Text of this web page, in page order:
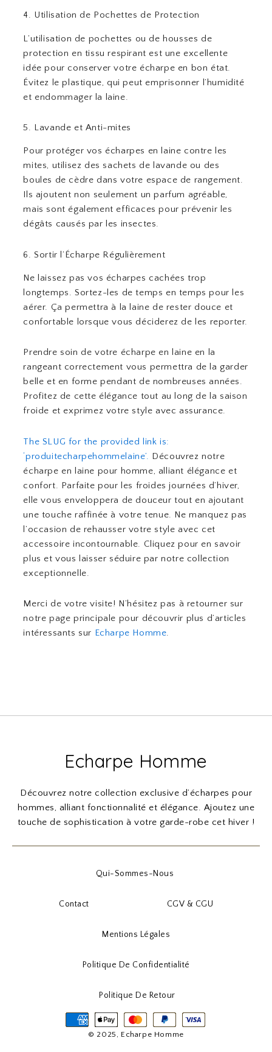
4. Utilisation de Pochettes de Protection
L’utilisation de pochettes ou de housses de
protection en tissu respirant est une excellente
idée pour conserver votre écharpe en bon état.
Évitez le plastique, qui peut emprisonner l’humidité
et endommager la laine.
5. Lavande et Anti-mites
Pour protéger vos écharpes en laine contre les
mites, utilisez des sachets de lavande ou des
boules de cèdre dans votre espace de rangement.
Ils ajoutent non seulement un parfum agréable,
mais sont également efficaces pour prévenir les
dégâts causés par les insectes.
6. Sortir l’Écharpe Régulièrement
Ne laissez pas vos écharpes cachées trop
longtemps. Sortez-les de temps en temps pour les
aérer. Ça permettra à la laine de rester douce et
confortable lorsque vous déciderez de les reporter.
Prendre soin de votre écharpe en laine en la
rangeant correctement vous permettra de la garder
belle et en forme pendant de nombreuses années.
Profitez de cette élégance tout au long de la saison
froide et exprimez votre style avec assurance.
The SLUG for the provided link is:
‘produitecharpehommelaine’. Découvrez notre
écharpe en laine pour homme, alliant élégance et
confort. Parfaite pour les froides journées d’hiver,
elle vous enveloppera de douceur tout en ajoutant
une touche raffinée à votre tenue. Ne manquez pas
l’occasion de rehausser votre style avec cet
accessoire incontournable. Cliquez pour en savoir
plus et vous laisser séduire par notre collection
exceptionnelle.
Merci de votre visite! N’hésitez pas à retourner sur
notre page principale pour découvrir plus d’articles
intéressants sur Echarpe Homme.
Echarpe Homme
Découvrez notre collection exclusive d’écharpes pour
hommes, alliant fonctionnalité et élégance. Ajoutez une
touche de sophistication à votre garde-robe cet hiver !
Qui-Sommes-Nous
Contact CGV & CGU
Mentions Légales
Politique De Confidentialité
Politique De Retour
© 2025, Echarpe Homme